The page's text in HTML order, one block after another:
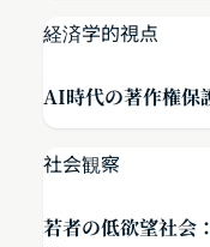
経済学的視点
AI時代の著作権保
社会観察
若者の低欲望社会